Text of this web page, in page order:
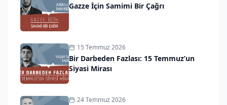
Gazze İçin Samimi Bir Çağrı
15 Temmuz 2026
Bir Darbeden Fazlası: 15 Temmuz’un
Siyasi Mirası
24 Temmuz 2026